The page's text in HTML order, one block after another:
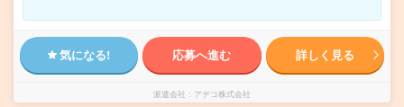
気になる! 応募へ進む 詳しく見る
派遣会社 アデコ株式会社